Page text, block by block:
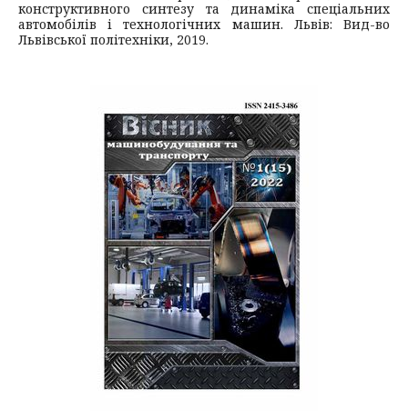
конструктивного синтезу та динаміка спеціальних
автомобілів і технологічних машин. Львів: Вид-во
Львівської політехніки, 2019.